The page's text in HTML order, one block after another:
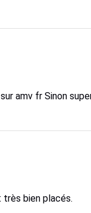
amv fr Sinon
bien placés.